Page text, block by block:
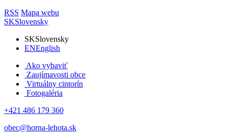
RSS Mapa webu
SKSlovensky
SKSlovensky
ENEnglish
Ako vybaviť
Zaujímavosti obce
Virtuálny cintorín
Fotogaléria
+421 486 179 360
obec@horna-lehota.sk